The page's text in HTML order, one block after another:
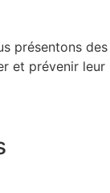
présentons des
et prévenir leur